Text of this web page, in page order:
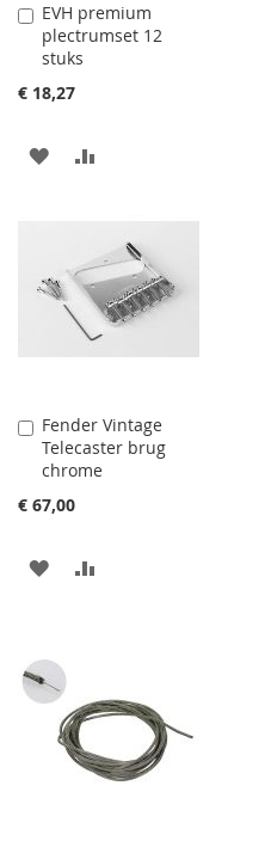
EVH premium
plectrumset 12
stuks
€ 18,27
Aan
winkelwagen
toevoegen
AAN
TOEVOEGEN
TE
VERGELIJKEN
Fender Vintage
Telecaster brug
chrome
€ 67,00
Aan
winkelwagen
toevoegen
AAN
VERGELIJKEN